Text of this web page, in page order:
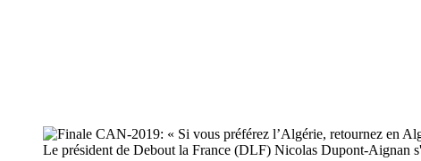
Le président de Debout la France (DLF) Nicolas Dupont-Aignan